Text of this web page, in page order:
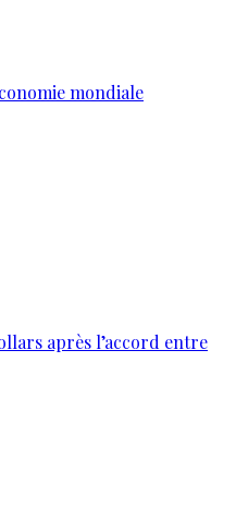
mondiale
après l’accord entre